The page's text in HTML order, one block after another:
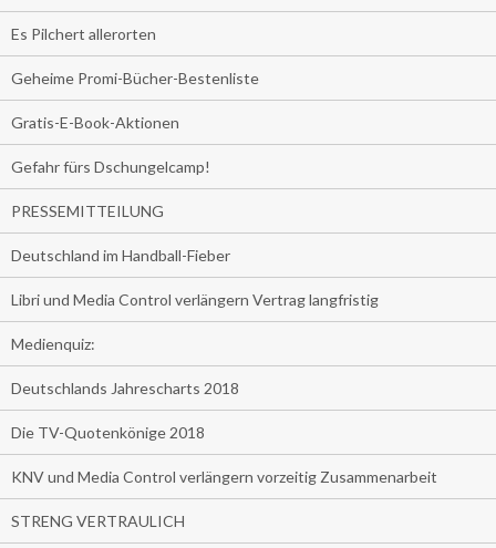
Es Pilchert allerorten
Geheime Promi-Bücher-Bestenliste
Gratis-E-Book-Aktionen
Gefahr fürs Dschungelcamp!
PRESSEMITTEILUNG
Deutschland im Handball-Fieber
Libri und Media Control verlängern Vertrag langfristig
Medienquiz:
Deutschlands Jahrescharts 2018
Die TV-Quotenkönige 2018
KNV und Media Control verlängern vorzeitig Zusammenarbeit
STRENG VERTRAULICH